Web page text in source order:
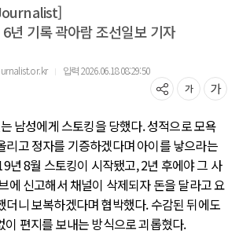
년 기록 곽아람 조선일보 기자
｜ 입력 2026.06.18 08:29:50
남성에게 스토킹을 당했다. 성적으로 모욕
리고 정자를 기증하겠다며 아이를 낳으라는
년 8월 스토킹이 시작됐고, 2년 후에야 그 사
에 신고해서 채널이 삭제되자 돈을 달라고 요
더니 보복하겠다며 협박했다. 수감된 뒤에도
이 편지를 보내는 방식으로 괴롭혔다.